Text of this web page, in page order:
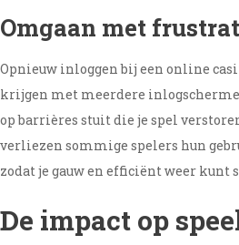
Omgaan met
Opnieuw inloggen bij een online
krijgen met meerdere
op barrières stuit die je spel
verliezen sommige spelers hun
zodat je gauw en efficiënt weer
De impact op